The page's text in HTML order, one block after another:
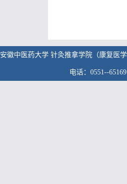
安徽中医药大学 针灸推拿学院（康复医
电话：0551--